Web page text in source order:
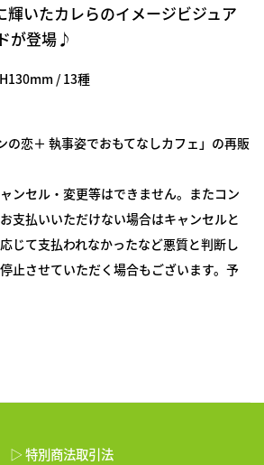
輝いたカレらのイメージビジュア
が登場♪
/ 13種
の恋＋ 執事姿でおもてなしカフェ 」の再販
ンセル・変更等はできません。またコン
支払いいただけない場合はキャンセルと
じて支払われなかったなど悪質と判断し
止させていただく場合もございます。予
▷ 特別商法取引法